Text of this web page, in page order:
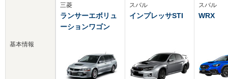
基本情報
三菱
ランサーエボリュ
ーションワゴン
スバル
インプレッサSTI
スバル
WRX